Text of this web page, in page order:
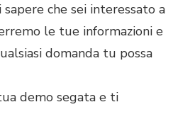
sapere che sei interessato a
le tue informazioni e
domanda tu possa
demo segata e ti